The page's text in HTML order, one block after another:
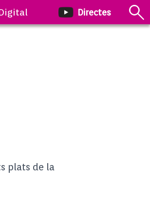
Directes
plats de la